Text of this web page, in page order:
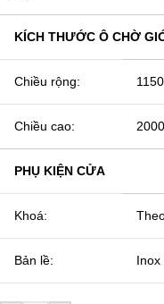
KÍCH THƯỚC Ô CHỜ
Chiều rộng:
Chiều cao:
PHỤ KIỆN CỬA
Khoá:
Bản lề: Inox